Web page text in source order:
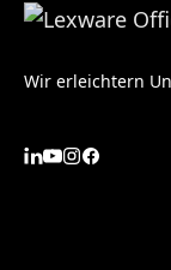
Wir erleichtern